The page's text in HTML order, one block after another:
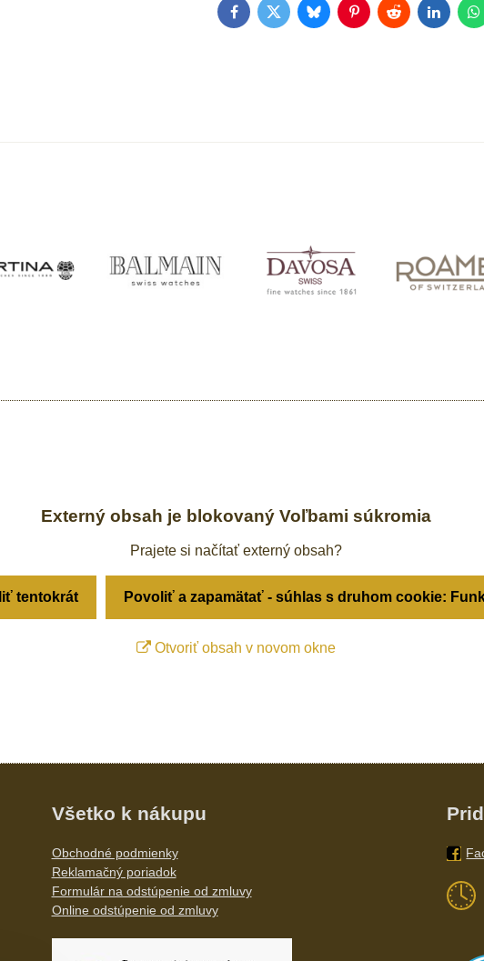
FacebookTwitterBlueskyPinterestReddit
Externý obsah je blokovaný Voľbami súkromia
Prajete si načítať externý obsah?
tentokrát Povoliť a zapamätať - súhlas s druhom cookie:
Otvoriť obsah v novom okne
Všetko k nákupu
Obchodné podmienky
Reklamačný poriadok
Formulár na odstúpenie od zmluvy
Online odstúpenie od zmluvy